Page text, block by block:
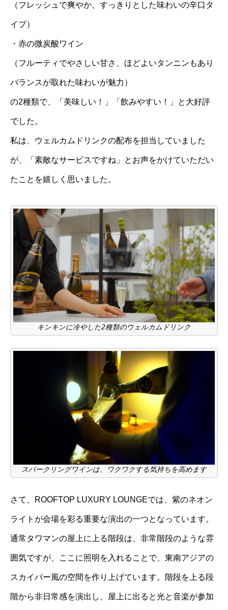
（フレッシュで爽やか、すっきりとした味わいの辛口タ
イプ）
・赤の微炭酸ワイン
（フルーティでやさしい甘さ、ほどよいタンニンもあり
バランスが取れた味わいが魅力）
の2種類で、「美味しい！」「飲みやすい！」と大好評
でした。
私は、ウェルカムドリンクの配布を担当していました
が、「素敵なサービスですね」とお声をかけていただい
たことを嬉しく思いました。
キンキンに冷やした2種類のウェルカムドリンク
スパークリングワインは、ワクワクする気持ちを高めます
さて、ROOFTOP LUXURY LOUNGEでは、紫のネオン
ライトが会場を彩る重要な演出の一つとなっています。
通常タワマンの屋上に上る階段は、非常階段のような雰
囲気ですが、ここに照明を入れることで、東南アジアの
スカイバー風の空間を作り上げています。階段を上る段
階から非日常感を演出し、屋上に出ると光と音楽が参加